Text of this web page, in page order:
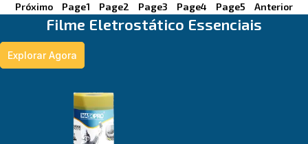
Próximo Page1 Page2 Page3 Page4 Page5 Anterior
Filme Eletrostático Essenciais
Explorar Agora